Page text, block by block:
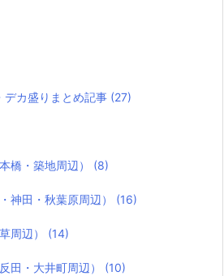
デカ盛りまとめ記事 (27)
橋・築地周辺） (8)
神田・秋葉原周辺） (16)
周辺） (14)
田・大井町周辺） (10)